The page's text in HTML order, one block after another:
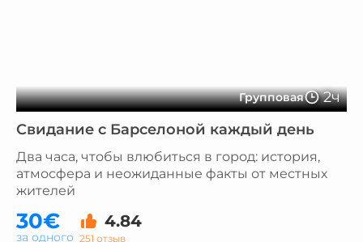
Групповая 2ч
Свидание с Барселоной каждый день
Два часа, чтобы влюбиться в город: история,
атмосфера и неожиданные факты от местных
жителей
30€ 4.84
251 отзыв
за одного